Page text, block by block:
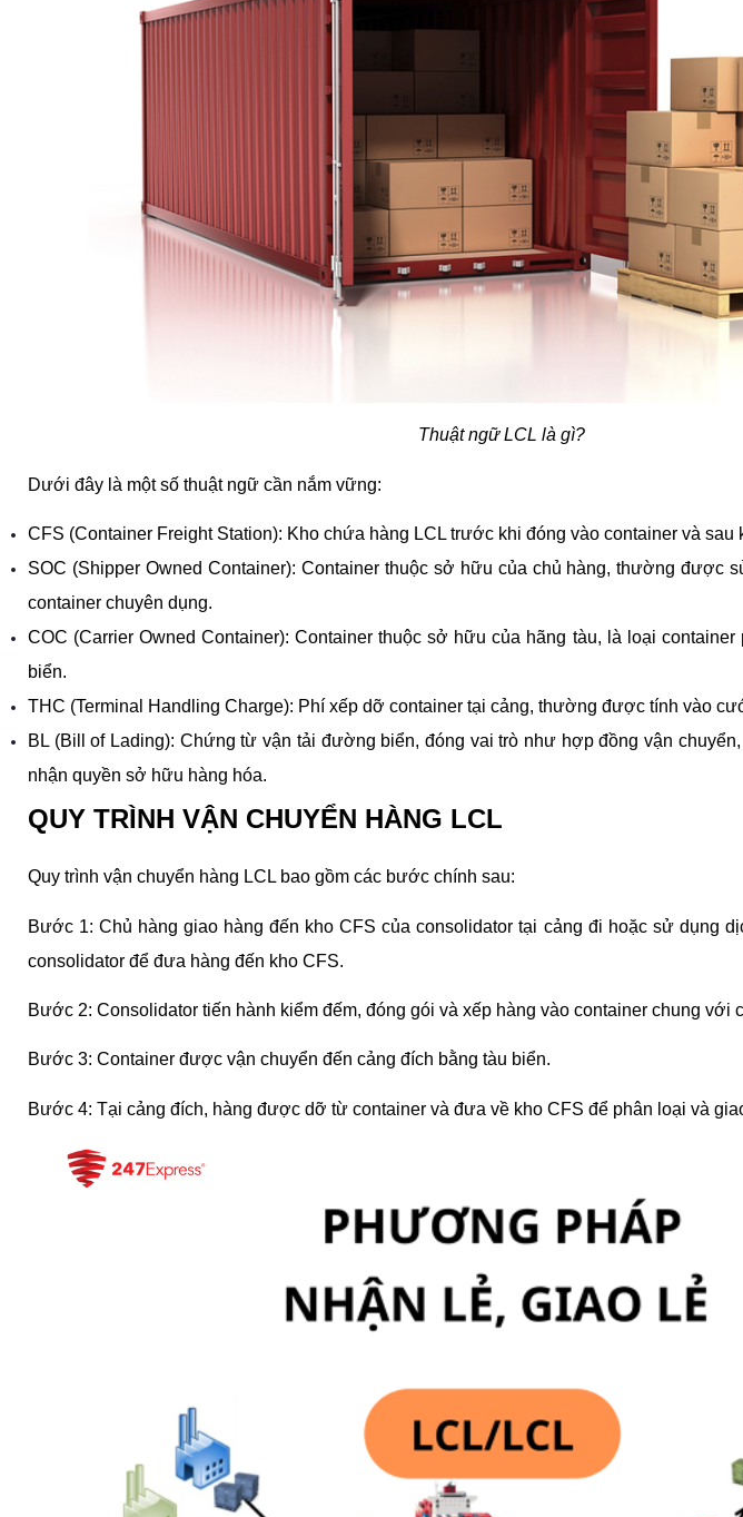
Thuật ngữ LCL là gì?
Dưới đây là một số thuật ngữ cần nắm vững:
CFS (Container Freight Station): Kho chứa hàng LCL trước khi đóng vào container và sau
SOC (Shipper Owned Container): Container thuộc sở hữu của chủ hàng, thường được
container chuyên dụng.
COC (Carrier Owned Container): Container thuộc sở hữu của hãng tàu, là loại
biển.
THC (Terminal Handling Charge): Phí xếp dỡ container tại cảng, thường được tính vào
BL (Bill of Lading): Chứng từ vận tải đường biển, đóng vai trò như hợp đồng vận
nhận quyền sở hữu hàng hóa.
QUY TRÌNH VẬN CHUYỂN HÀNG LCL
Quy trình vận chuyển hàng LCL bao gồm các bước chính sau:
Bước 1: Chủ hàng giao hàng đến kho CFS của consolidator tại cảng đi hoặc sử dụng
consolidator để đưa hàng đến kho CFS.
Bước 2: Consolidator tiến hành kiểm đếm, đóng gói và xếp hàng vào container chung với
Bước 3: Container được vận chuyển đến cảng đích bằng tàu biển.
Bước 4: Tại cảng đích, hàng được dỡ từ container và đưa về kho CFS để phân loại và